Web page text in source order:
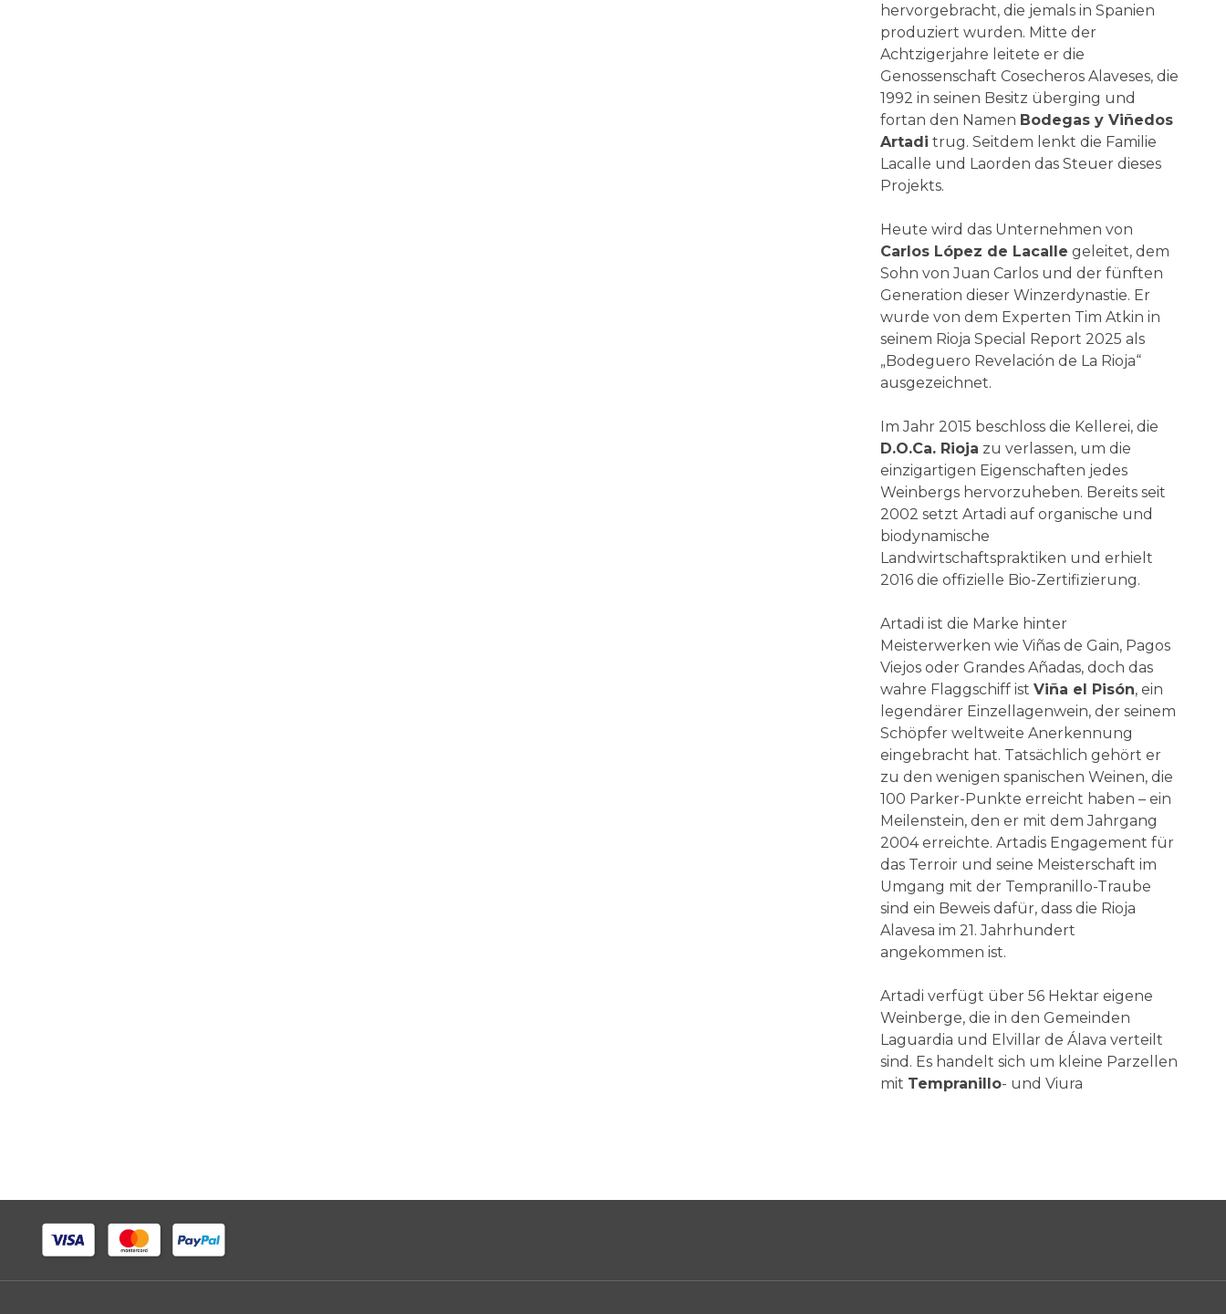
hervorgebracht, die jemals in Spanien
produziert wurden. Mitte der
Achtzigerjahre leitete er die
Genossenschaft Cosecheros Alaveses, die
1992 in seinen Besitz überging und
fortan den Namen Bodegas y Viñedos
Artadi trug. Seitdem lenkt die Familie
Lacalle und Laorden das Steuer dieses
Projekts.
Heute wird das Unternehmen von
Carlos López de Lacalle geleitet, dem
Sohn von Juan Carlos und der fünften
Generation dieser Winzerdynastie. Er
wurde von dem Experten Tim Atkin in
seinem Rioja Special Report 2025 als
„Bodeguero Revelación de La Rioja“
ausgezeichnet.
Im Jahr 2015 beschloss die Kellerei, die
D.O.Ca. Rioja zu verlassen, um die
einzigartigen Eigenschaften jedes
Weinbergs hervorzuheben. Bereits seit
2002 setzt Artadi auf organische und
biodynamische
Landwirtschaftspraktiken und erhielt
2016 die offizielle Bio-Zertifizierung.
Artadi ist die Marke hinter
Meisterwerken wie Viñas de Gain, Pagos
Viejos oder Grandes Añadas, doch das
wahre Flaggschiff ist Viña el Pisón, ein
legendärer Einzellagenwein, der seinem
Schöpfer weltweite Anerkennung
eingebracht hat. Tatsächlich gehört er
zu den wenigen spanischen Weinen, die
100 Parker-Punkte erreicht haben – ein
Meilenstein, den er mit dem Jahrgang
2004 erreichte. Artadis Engagement für
das Terroir und seine Meisterschaft im
Umgang mit der Tempranillo-Traube
sind ein Beweis dafür, dass die Rioja
Alavesa im 21. Jahrhundert
angekommen ist.
Artadi verfügt über 56 Hektar eigene
Weinberge, die in den Gemeinden
Laguardia und Elvillar de Álava verteilt
sind. Es handelt sich um kleine Parzellen
mit Tempranillo- und Viura